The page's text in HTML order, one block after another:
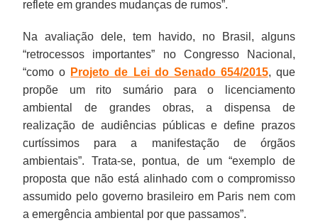
reflete em grandes mudanças de rumos”.
Na avaliação dele, tem havido, no Brasil, alguns
“retrocessos importantes” no Congresso Nacional,
“como o Projeto de Lei do Senado 654/2015, que
propõe um rito sumário para o licenciamento
ambiental de grandes obras, a dispensa de
realização de audiências públicas e define prazos
curtíssimos para a manifestação de órgãos
ambientais”. Trata-se, pontua, de um “exemplo de
proposta que não está alinhado com o compromisso
assumido pelo governo brasileiro em Paris nem com
a emergência ambiental por que passamos”.